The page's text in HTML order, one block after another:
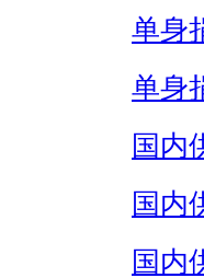
单身
单身
国内
国内
国内